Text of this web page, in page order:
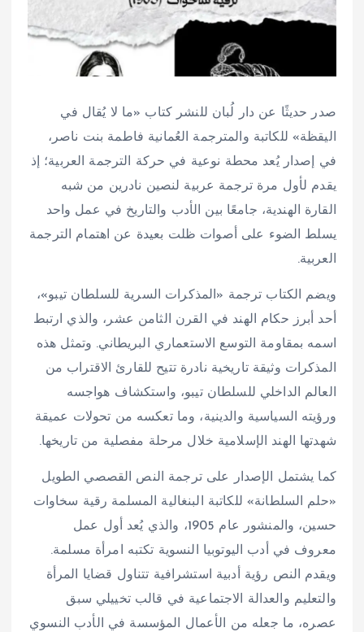
صدر حديثًا عن دار لُبان للنشر كتاب «ما لا يُقال في
اليقظة» للكاتبة والمترجمة العُمانية فاطمة بنت ناصر،
في إصدار يُعد محطة نوعية في حركة الترجمة العربية؛ إذ
يقدم لأول مرة ترجمة عربية لنصين نادرين من شبه
القارة الهندية، جامعًا بين الأدب والتاريخ في عمل واحد
يسلط الضوء على أصوات ظلت بعيدة عن اهتمام الترجمة
العربية.
ويضم الكتاب ترجمة «المذكرات السرية للسلطان تيبو»،
أحد أبرز حكام الهند في القرن الثامن عشر، والذي ارتبط
اسمه بمقاومة التوسع الاستعماري البريطاني. وتمثل هذه
المذكرات وثيقة تاريخية نادرة تتيح للقارئ الاقتراب من
العالم الداخلي للسلطان تيبو، واستكشاف هواجسه
ورؤيته السياسية والدينية، وما تعكسه من تحولات عميقة
شهدتها الهند الإسلامية خلال مرحلة مفصلية من تاريخها.
كما يشتمل الإصدار على ترجمة النص القصصي الطويل
«حلم السلطانة» للكاتبة البنغالية المسلمة رقية سخاوات
حسين، والمنشور عام 1905، والذي يُعد أول عمل
معروف في أدب اليوتوبيا النسوية تكتبه امرأة مسلمة.
ويقدم النص رؤية أدبية استشرافية تتناول قضايا المرأة
والتعليم والعدالة الاجتماعية في قالب تخييلي سبق
عصره، ما جعله من الأعمال المؤسسة في الأدب النسوي